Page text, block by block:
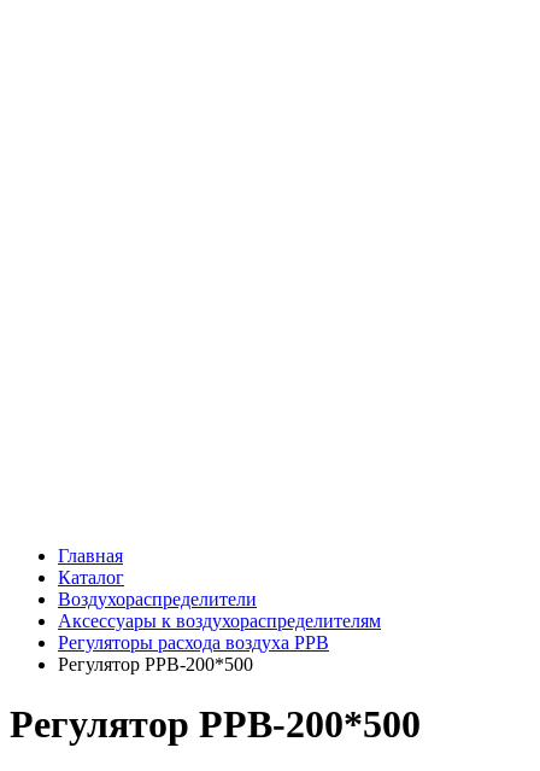
Главная
Каталог
Воздухораспределители
Аксессуары к воздухораспределителям
Регуляторы расхода воздуха РРВ
Регулятор РРВ-200*500
Регулятор РРВ-200*500